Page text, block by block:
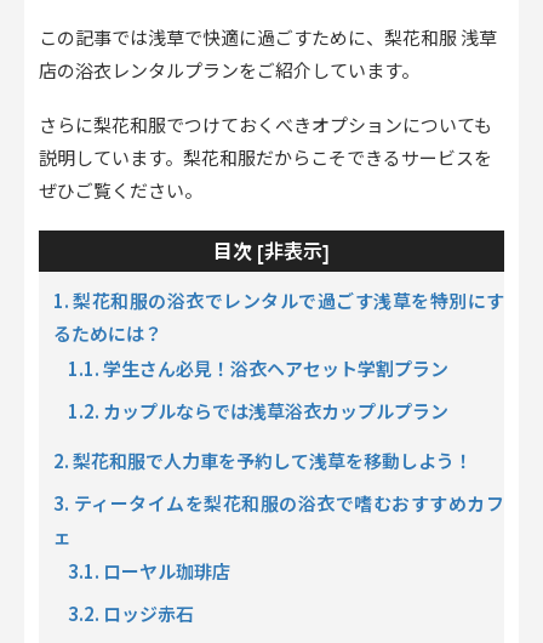
この記事では浅草で快適に過ごすために、梨花和服 浅草
店の浴衣レンタルプランをご紹介しています。
さらに梨花和服でつけておくべきオプションについても
説明しています。梨花和服だからこそできるサービスを
ぜひご覧ください。
目次 [非表示]
1. 梨花和服の浴衣でレンタルで過ごす浅草を特別にす
るためには？
1.1. 学生さん必見！浴衣ヘアセット学割プラン
1.2. カップルならでは浅草浴衣カップルプラン
2. 梨花和服で人力車を予約して浅草を移動しよう！
3. ティータイムを梨花和服の浴衣で嗜むおすすめカフ
ェ
3.1. ローヤル珈琲店
3.2. ロッジ赤石